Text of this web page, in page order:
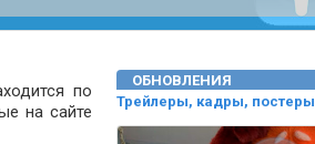
по
на сайте
ОБНОВЛЕНИЯ
Трейлеры, кадры, постеры